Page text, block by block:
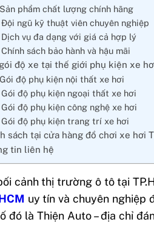
Sản phẩm chất lượng chính hãng
Đội ngũ kỹ thuật viên chuyên nghiệp
Dịch vụ đa dạng với giá cả hợp lý
Chính sách bảo hành và hậu mãi
độ xe tại thế giới phụ kiện xe
Gói độ phụ kiện nội thất xe hơi
Gói độ phụ kiện ngoại thất xe hơi
Gói độ phụ kiện công nghệ xe hơi
Gói độ phụ kiện trang trí xe hơi
sách tại cửa hàng đồ chơi xe hơi
tin liên hệ
cảnh thị trường ô tô tại
uy tín và chuyên nghiệp
đó là Thiện Auto – địa chỉ